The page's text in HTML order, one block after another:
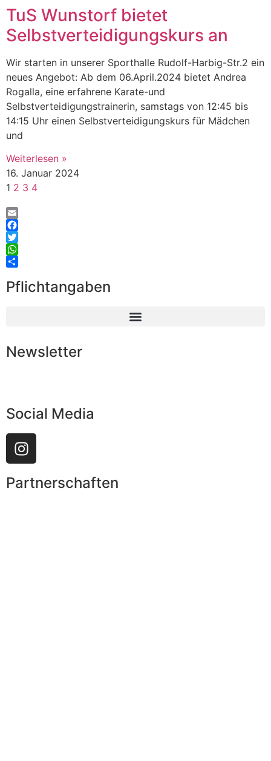
TuS Wunstorf bietet
Selbstverteidigungskurs an
Wir starten in unserer Sporthalle Rudolf-Harbig-Str.2 ein
neues Angebot: Ab dem 06.April.2024 bietet Andrea
Rogalla, eine erfahrene Karate-und
Selbstverteidigungstrainerin, samstags von 12:45 bis
14:15 Uhr einen Selbstverteidigungskurs für Mädchen
und
Weiterlesen »
16. Januar 2024
1 2 3 4
Email
Facebook
Twitter
WhatsApp
Pflichtangaben
Newsletter
Social Media
Partnerschaften